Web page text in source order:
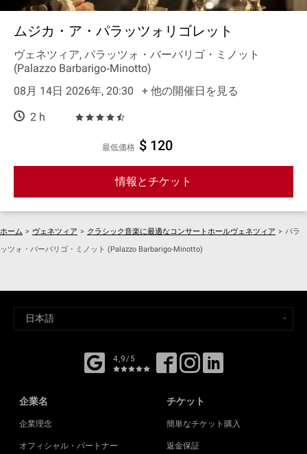
ムジカ・ア・パラッツォリゴレット
ヴェネツィア, パラッツォ・バーバリゴ・ミノット
(Palazzo Barbarigo‐Minotto)
08月 14日 2026年, 20:30
+ 他の開催日を見る
2 h
最低価格 $ 120
情報とチケット
ホーム > ヴェネツィア > クラシック音楽に最適なコンサートホールヴェネツィア > パラ
ッツォ・バーバリゴ・ミノット (Palazzo Barbarigo-Minotto)
4,9/5
企業名
企業理念
オフィシャル・パートナー
チケット
簡単なチケット購入
返金保証